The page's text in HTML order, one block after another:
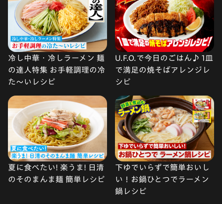
冷し中華・冷しラーメン 麺
の達人特集 お手軽調理の冷
た〜いレシピ
U.F.O.で今日のごはん♪ 1皿
で満足の焼そばアレンジレ
シピ
夏に食べたい! 楽うま! 日清
のそのまんま麺 簡単レシピ
下ゆでいらずで簡単おいし
い！お鍋ひとつでラーメン
鍋レシピ